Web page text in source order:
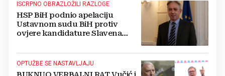
ISCRPNO OBRAZLOŽILI RAZLOGE
HSP BiH podnio apelaciju
Ustavnom sudu BiH protiv
ovjere kandidature Slavena
OPTUŽBE SE NASTAVLJAJU